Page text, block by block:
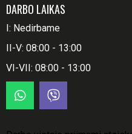
DARBO LAIKAS
I: Nedirbame
II-V: 08:00 - 13:00
VI-VII: 08:00 - 13:00